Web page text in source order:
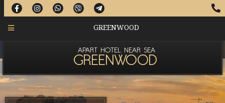
GREENWOOD
APART HOTEL NEAR SEA
GREENWOOD